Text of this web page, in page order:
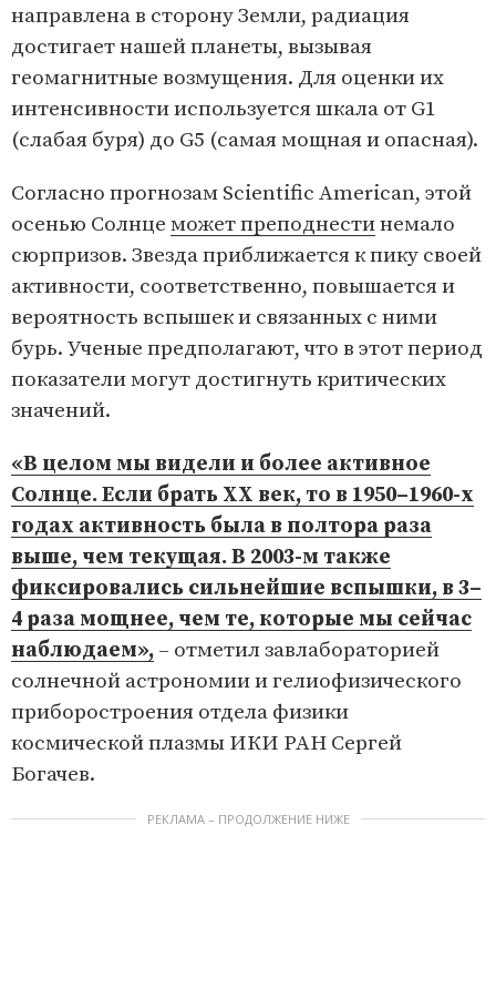
направлена в сторону Земли, радиация
достигает нашей планеты, вызывая
геомагнитные возмущения. Для оценки их
интенсивности используется шкала от G1
(слабая буря) до G5 (самая мощная и опасная).
Согласно прогнозам Scientific American, этой
осенью Солнце может преподнестинемало
сюрпризов. Звезда приближается к пику своей
активности, соответственно, повышается и
вероятность вспышек и связанных с ними
бурь. Ученые предполагают, что в этот период
показатели могут достигнуть критических
значений.
«В целом мы видели и более активное
Солнце. Если брать XX век, то в 1950–1960-х
годах активность была в полтора раза
выше, чем текущая. В 2003-м также
фиксировались сильнейшие вспышки, в 3–
4 раза мощнее, чем те, которые мы сейчас
наблюдаем», – отметил завлабораторией
солнечной астрономии и гелиофизического
приборостроения отдела физики
космической плазмы ИКИ РАН Сергей
Богачев.
РЕКЛАМА – ПРОДОЛЖЕНИЕ НИЖЕ